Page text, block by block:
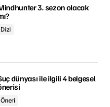
3. sezon olacak
Dizi
dünyası ile ilgili 4 belgesel
Öneri